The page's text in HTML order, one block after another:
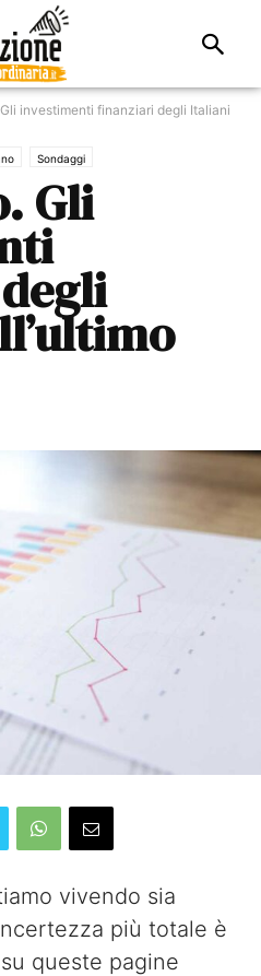
investimenti finanziari degli Italiani
Sondaggi
Gli
vivendo sia
più totale è
queste pagine